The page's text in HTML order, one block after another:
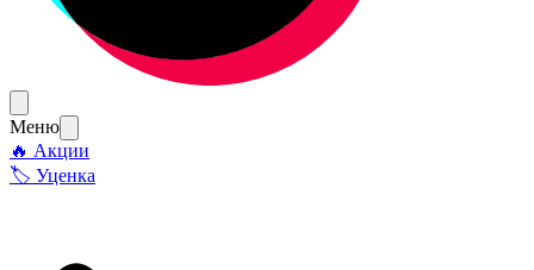
Меню
🔥 Акции
🏷 Уценка